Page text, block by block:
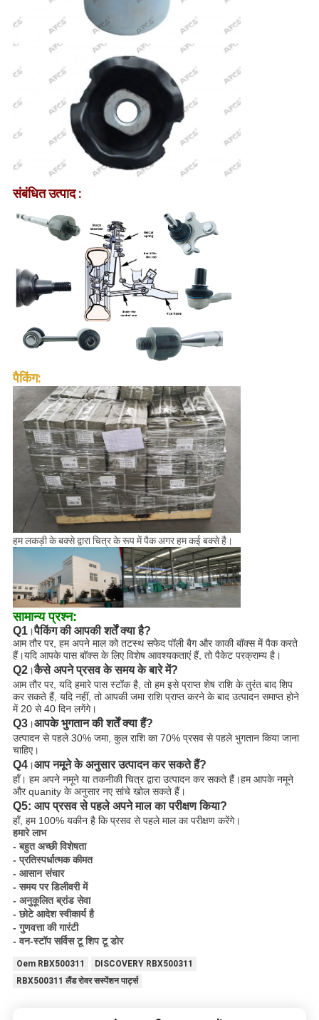
संबंधित उत्पाद :
पैकिंग:
हम लकड़ी के बक्से द्वारा चित्र के रूप में पैक अगर हम कई बक्से है।
सामान्य प्रश्न:
Q1।पैकिंग की आपकी शर्तें क्या है?
आम तौर पर, हम अपने माल को तटस्थ सफेद पॉली बैग और काकी बॉक्स में पैक करते
हैं।यदि आपके पास बॉक्स के लिए विशेष आवश्यकताएं हैं, तो पैकेट परक्राम्य है।
Q2।कैसे अपने प्रसव के समय के बारे में?
आम तौर पर, यदि हमारे पास स्टॉक है, तो हम इसे प्राप्त शेष राशि के तुरंत बाद शिप
कर सकते हैं, यदि नहीं, तो आपकी जमा राशि प्राप्त करने के बाद उत्पादन समाप्त होने
में 20 से 40 दिन लगेंगे।
Q3।आपके भुगतान की शर्तें क्या हैं?
उत्पादन से पहले 30% जमा, कुल राशि का 70% प्रसव से पहले भुगतान किया जाना
चाहिए।
Q4।आप नमूने के अनुसार उत्पादन कर सकते हैं?
हाँ। हम अपने नमूने या तकनीकी चित्र द्वारा उत्पादन कर सकते हैं।हम आपके नमूने
और quanity के अनुसार नए सांचे खोल सकते हैं।
Q5: आप प्रसव से पहले अपने माल का परीक्षण किया?
हाँ, हम 100% यकीन है कि प्रसव से पहले माल का परीक्षण करेंगे।
हमारे लाभ
- बहुत अच्छी विशेषता
- प्रतिस्पर्धात्मक कीमत
- आसान संचार
- समय पर डिलीवरी में
- अनुकूलित ब्रांड सेवा
- छोटे आदेश स्वीकार्य है
- गुणवत्ता की गारंटी
- वन-स्टॉप सर्विस टू शिप टू डोर
Oem RBX500311
DISCOVERY RBX500311
RBX500311 लैंड रोवर सस्पेंशन पार्ट्स